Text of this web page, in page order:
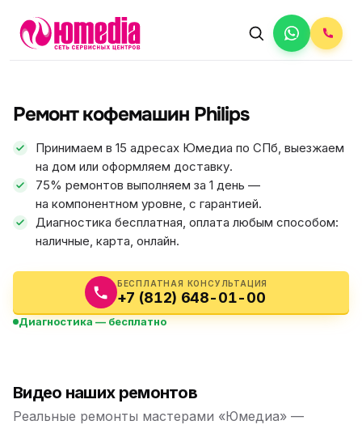
Ремонт кофемашин Philips
Принимаем в 15 адресах Юмедиа по СПб, выезжаем
на дом или оформляем доставку.
75% ремонтов выполняем за 1 день —
на компонентном уровне, с гарантией.
Диагностика бесплатная, оплата любым способом:
наличные, карта, онлайн.
БЕСПЛАТНАЯ КОНСУЛЬТАЦИЯ
+7 (812) 648-01-00
Диагностика — бесплатно
ФИКС ЦЕНА
АВТОРИЗОВАННЫЙ СЕРВИС
Видео наших ремонтов
Реальные ремонты мастерами «Юмедиа» —